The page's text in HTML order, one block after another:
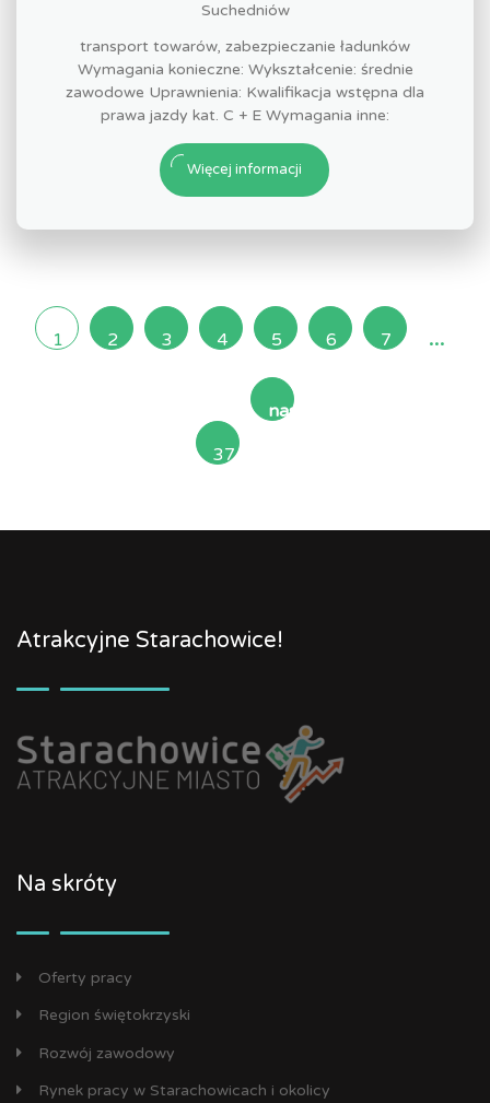
Suchedniów
transport towarów, zabezpieczanie ładunków
Wymagania konieczne: Wykształcenie: średnie
zawodowe Uprawnienia: Kwalifikacja wstępna dla
prawa jazdy kat. C + E Wymagania inne:
Więcej informacji
1 2 3 4 5 6 7 ...
37
następna
Atrakcyjne Starachowice!
Na skróty
Oferty pracy
Region świętokrzyski
Rozwój zawodowy
Rynek pracy w Starachowicach i okolicy